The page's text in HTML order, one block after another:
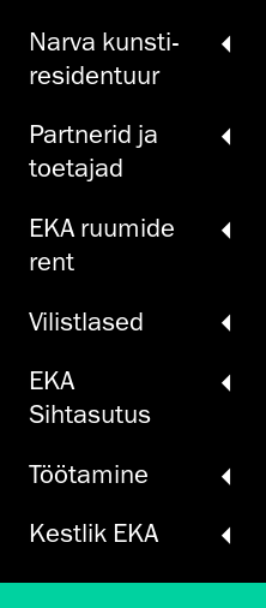
Narva kunsti­
residentuur
Partnerid ja
toetajad
EKA ruumide
rent
Vilistlased
EKA
Sihtasutus
Töö­tamine
Kestlik EKA